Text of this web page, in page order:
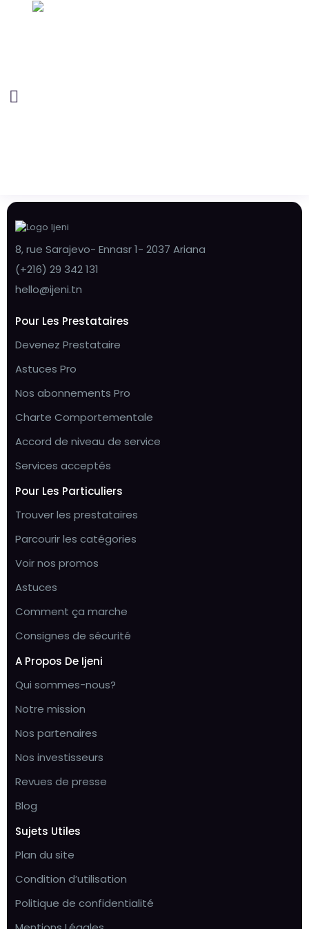
8, rue Sarajevo- Ennasr 1- 2037 Ariana
(+216) 29 342 131
hello@ijeni.tn
Pour Les Prestataires
Devenez Prestataire
Astuces Pro
Nos abonnements Pro
Charte Comportementale
Accord de niveau de service
Services acceptés
Pour Les Particuliers
Trouver les prestataires
Parcourir les catégories
Voir nos promos
Astuces
Comment ça marche
Consignes de sécurité
A Propos De Ijeni
Qui sommes-nous?
Notre mission
Nos partenaires
Nos investisseurs
Revues de presse
Blog
Sujets Utiles
Plan du site
Condition d’utilisation
Politique de confidentialité